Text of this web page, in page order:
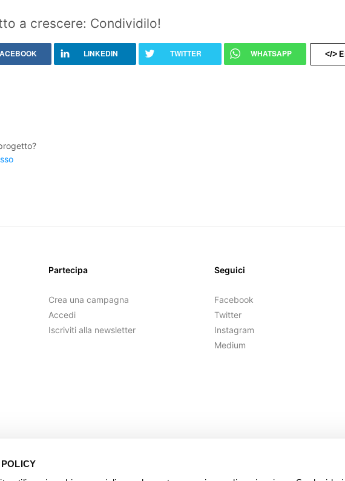
a crescere: Condividilo!
LINKEDIN TWITTER WHATSAPP </>
Partecipa
Crea una campagna
Accedi
Iscriviti alla newsletter
Seguici
Facebook
Twitter
Instagram
Medium